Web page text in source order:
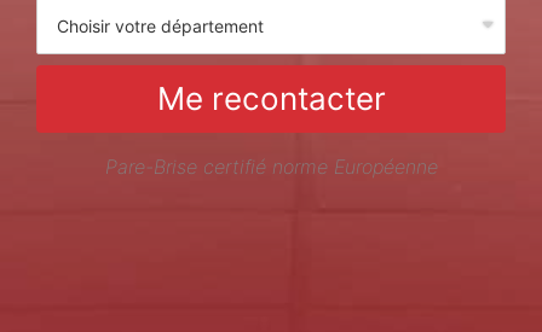
Me recontacter
Pare-Brise certifié norme Européenne